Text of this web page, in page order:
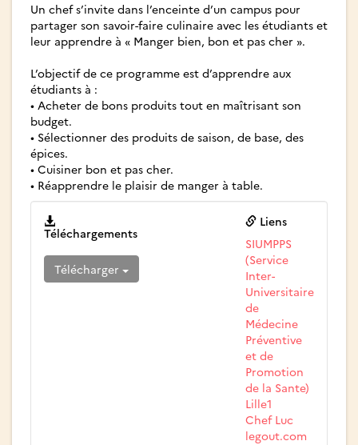
Un chef s’invite dans l’enceinte d’un campus pour
partager son savoir-faire culinaire avec les étudiants et
leur apprendre à « Manger bien, bon et pas cher ».
L’objectif de ce programme est d’apprendre aux
étudiants à :
• Acheter de bons produits tout en maîtrisant son
budget.
• Sélectionner des produits de saison, de base, des
épices.
• Cuisiner bon et pas cher.
• Réapprendre le plaisir de manger à table.
Téléchargements
Télécharger
Liens
SIUMPPS
(Service
Inter-
Universitaire
de
Médecine
Préventive
et de
Promotion
de la Sante)
Lille1
Chef Luc
legout.com